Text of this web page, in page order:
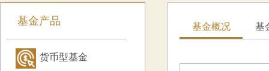
基金产品
货币型基金
基金概况 基